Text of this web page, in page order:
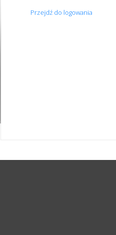
Przejdź do logowania